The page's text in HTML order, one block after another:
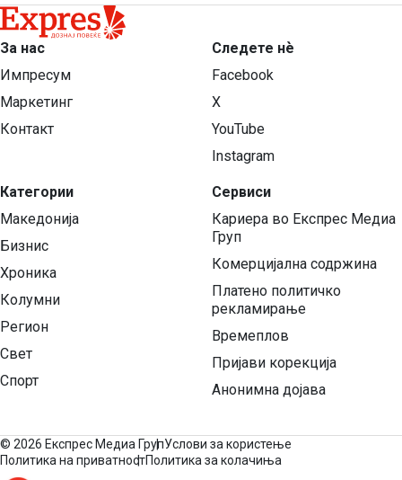
За нас
Импресум
Маркетинг
Контакт
Категории
Македонија
Бизнис
Хроника
Колумни
Регион
Свет
Спорт
Следете нѐ
Facebook
X
YouTube
Instagram
Сервиси
Кариера во Експрес Медиа
Груп
Комерцијална содржина
Платено политичко
рекламирање
Времеплов
Пријави корекција
Анонимна дојава
© 2026 Експрес Медиа ГрупУслови за користење
Политика на приватностПолитика за колачиња